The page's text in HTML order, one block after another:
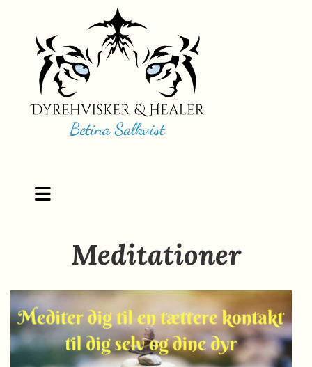
Meditationer